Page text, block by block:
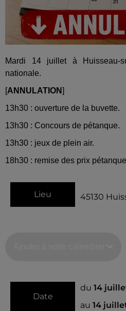
Mardi 14 juillet à Huisseau-
nationale.
[ANNULATION]
13h30 : ouverture de la buvette.
13h30 : Concours de pétanque.
13h30 : jeux de plein air.
18h30 : remise des prix
Lieu 45130
Date
du 14
au 14